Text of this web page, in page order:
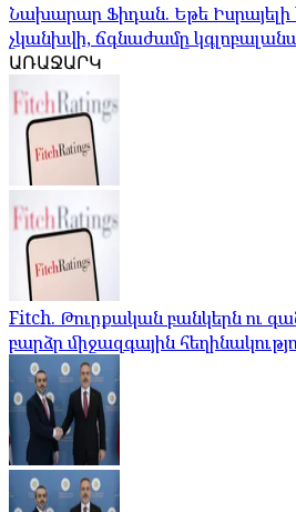
Նախարար Ֆիդան. Եթե Իսրայելի
չկանխվի, ճգնաժամը
ԱՌԱՋԱՐԿ
Fitch. Թուրքական բանկերն ու
բարձր միջազգային